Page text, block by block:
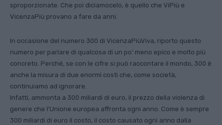
sproporzionate. Che poi diciamocelo, è quello che ViPiù e
VicenzaPiù provano a fare da anni.
In occasione del numero 300 di VicenzaPiùViva, riporto questo
numero per parlare di qualcosa di un po’ meno epico e molto più
concreto. Perché, se con le cifre si può raccontare il mondo, 300 è
anche la misura di due enormi costi che, come società,
continuiamo ad ignorare.
Infatti, ammonta a 300 miliardi di euro, il prezzo della violenza di
genere che l’Unione europea affronta ogni anno. Come è sempre
300 miliardi di euro il costo, il costo causato ogni anno dalla